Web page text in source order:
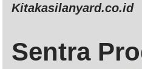
Kitakasilanyard.co.id
Sentra